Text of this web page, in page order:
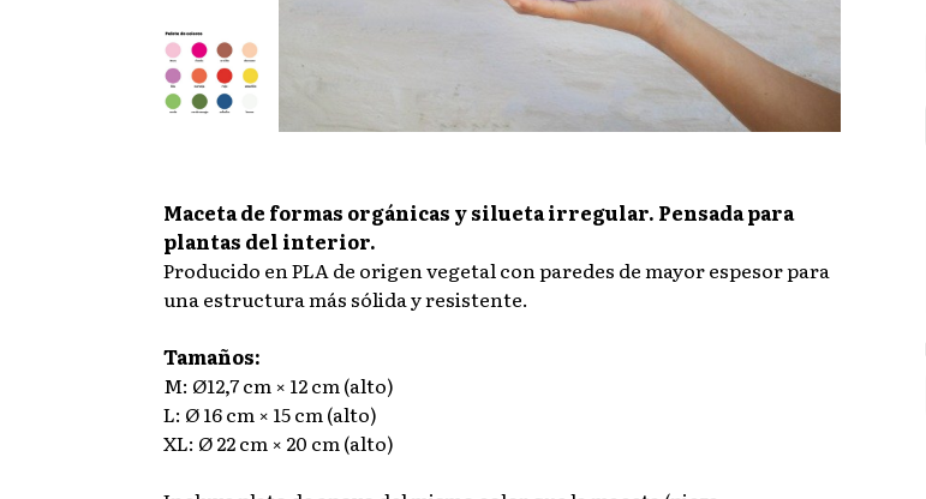
Maceta de formas orgánicas y silueta irregular. Pensada para
plantas del interior.
Producido en PLA de origen vegetal con paredes de mayor espesor para
una estructura más sólida y resistente.
Tamaños:
M: Ø12,7 cm × 12 cm (alto)
L: Ø 16 cm × 15 cm (alto)
XL: Ø 22 cm × 20 cm (alto)